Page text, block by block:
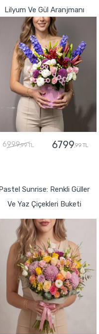
Lilyum Ve Gül Aranjmanı
6999,99 TL 6799,99 TL
Sunrise: Renkli Güller
Ve Yaz Çiçekleri Buketi